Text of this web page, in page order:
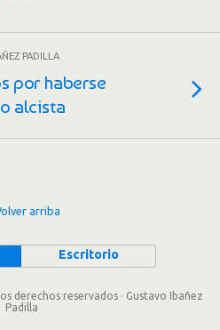
PADILLA
por haberse
alcista
arriba
Escritorio
derechos reservados · Gustavo Ibañez
Padilla